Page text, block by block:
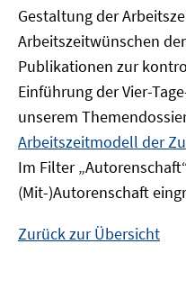
Gestaltung der
Arbeitszeitwünschen
Publikationen zur
Einführung der Vier-
unserem
Arbeitszeitmodell der
Im Filter
(Mit-)Autorenschaft
Zurück zur Übersicht